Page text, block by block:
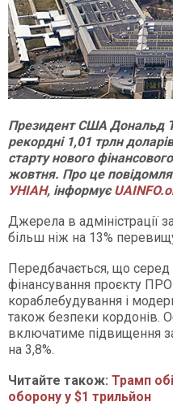
Президент США Дональд
рекордні 1,01 трлн
старту нового
жовтня. Про це
УНІАН, інформує
Джерела в адміністрації
більш ніж на 13%
Передбачається, що серед
фінансування проєкту
кораблебудування і
також безпеки
включатиме підвищення
на 3,8%.
Читайте також: Трамп
оборону у $1 трильйон